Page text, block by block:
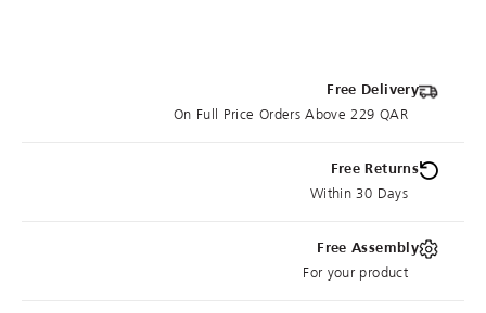
Free Delivery
On Full Price Orders Above 229 QAR
Free Returns
Within 30 Days
Free Assembly
For your product